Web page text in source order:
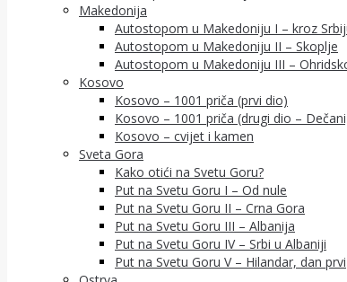
Makedonija
Autostopom u Makedoniju I – kroz
Autostopom u Makedoniju II – Skoplje
Autostopom u Makedoniju III –
Kosovo
Kosovo – 1001 priča (prvi dio)
Kosovo – 1001 priča (drugi dio –
Kosovo – cvijet i kamen
Sveta Gora
Kako otići na Svetu Goru?
Put na Svetu Goru I – Od nule
Put na Svetu Goru II – Crna Gora
Put na Svetu Goru III – Albanija
Put na Svetu Goru IV – Srbi u Albaniji
Put na Svetu Goru V – Hilandar, dan prvi